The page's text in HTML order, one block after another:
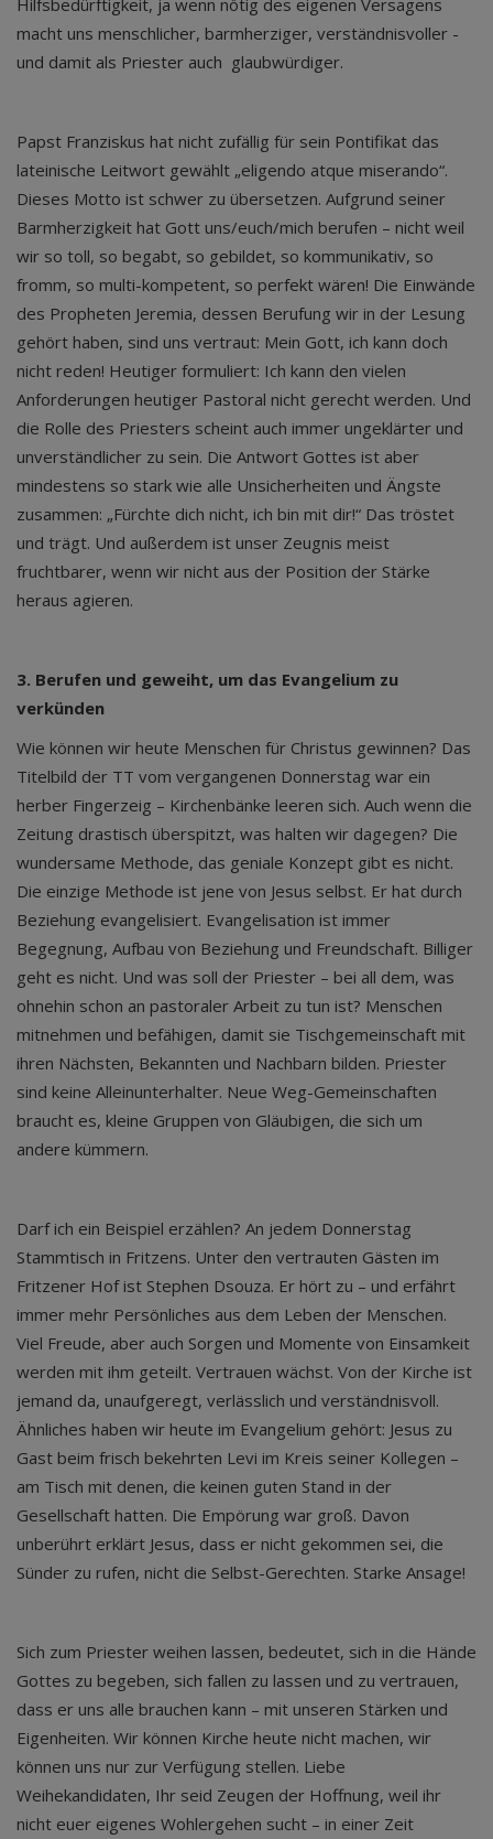
macht uns menschlicher, barmherziger, verständnisvoller -
und damit als Priester auch glaubwürdiger.
Papst Franziskus hat nicht zufällig für sein Pontifikat das
lateinische Leitwort gewählt „eligendo atque miserando“.
Dieses Motto ist schwer zu übersetzen. Aufgrund seiner
Barmherzigkeit hat Gott uns/euch/mich berufen – nicht weil
wir so toll, so begabt, so gebildet, so kommunikativ, so
fromm, so multi-kompetent, so perfekt wären! Die Einwände
des Propheten Jeremia, dessen Berufung wir in der Lesung
gehört haben, sind uns vertraut: Mein Gott, ich kann doch
nicht reden! Heutiger formuliert: Ich kann den vielen
Anforderungen heutiger Pastoral nicht gerecht werden. Und
die Rolle des Priesters scheint auch immer ungeklärter und
unverständlicher zu sein. Die Antwort Gottes ist aber
mindestens so stark wie alle Unsicherheiten und Ängste
zusammen: „Fürchte dich nicht, ich bin mit dir!“ Das tröstet
und trägt. Und außerdem ist unser Zeugnis meist
fruchtbarer, wenn wir nicht aus der Position der Stärke
heraus agieren.
3. Berufen und geweiht, um das Evangelium zu
verkünden
Wie können wir heute Menschen für Christus gewinnen? Das
Titelbild der TT vom vergangenen Donnerstag war ein
herber Fingerzeig – Kirchenbänke leeren sich. Auch wenn die
Zeitung drastisch überspitzt, was halten wir dagegen? Die
wundersame Methode, das geniale Konzept gibt es nicht.
Die einzige Methode ist jene von Jesus selbst. Er hat durch
Beziehung evangelisiert. Evangelisation ist immer
Begegnung, Aufbau von Beziehung und Freundschaft. Billiger
geht es nicht. Und was soll der Priester – bei all dem, was
ohnehin schon an pastoraler Arbeit zu tun ist? Menschen
mitnehmen und befähigen, damit sie Tischgemeinschaft mit
ihren Nächsten, Bekannten und Nachbarn bilden. Priester
sind keine Alleinunterhalter. Neue Weg-Gemeinschaften
braucht es, kleine Gruppen von Gläubigen, die sich um
andere kümmern.
Darf ich ein Beispiel erzählen? An jedem Donnerstag
Stammtisch in Fritzens. Unter den vertrauten Gästen im
Fritzener Hof ist Stephen Dsouza. Er hört zu – und erfährt
immer mehr Persönliches aus dem Leben der Menschen.
Viel Freude, aber auch Sorgen und Momente von Einsamkeit
werden mit ihm geteilt. Vertrauen wächst. Von der Kirche ist
jemand da, unaufgeregt, verlässlich und verständnisvoll.
Ähnliches haben wir heute im Evangelium gehört: Jesus zu
Gast beim frisch bekehrten Levi im Kreis seiner Kollegen –
am Tisch mit denen, die keinen guten Stand in der
Gesellschaft hatten. Die Empörung war groß. Davon
unberührt erklärt Jesus, dass er nicht gekommen sei, die
Sünder zu rufen, nicht die Selbst-Gerechten. Starke Ansage!
Sich zum Priester weihen lassen, bedeutet, sich in die Hände
Gottes zu begeben, sich fallen zu lassen und zu vertrauen,
dass er uns alle brauchen kann – mit unseren Stärken und
Eigenheiten. Wir können Kirche heute nicht machen, wir
können uns nur zur Verfügung stellen. Liebe
Weihekandidaten, Ihr seid Zeugen der Hoffnung, weil ihr
nicht euer eigenes Wohlergehen sucht – in einer Zeit